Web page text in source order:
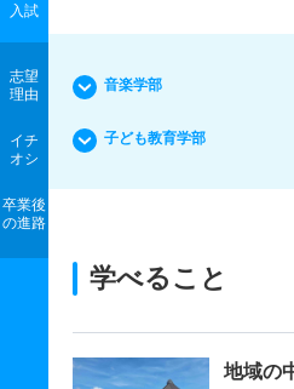
入試
志望
理由
イチ
オシ
卒業後
の進路
音楽学部
子ども教育学部
学べること
地域の